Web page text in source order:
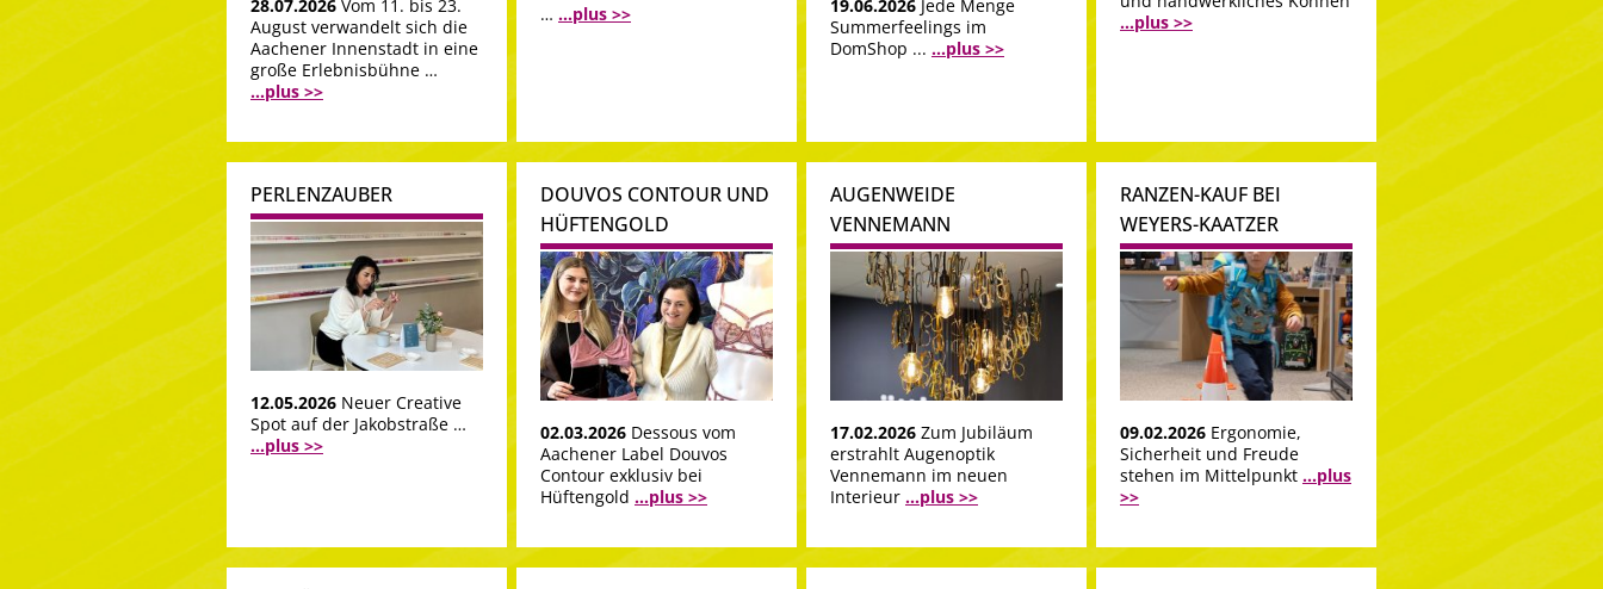
28.07.2026 Vom 11. bis 23.
August verwandelt sich die
Aachener Innenstadt in eine
große Erlebnisbühne …
...plus >>
… ...plus >> 19.06.2026 Jede Menge
Summerfeelings im
DomShop ... ...plus >>
...plus >>
PERLENZAUBER
12.05.2026 Neuer Creative
Spot auf der Jakobstraße …
...plus >>
DOUVOS CONTOUR UND
HÜFTENGOLD
02.03.2026 Dessous vom
Aachener Label Douvos
Contour exklusiv bei
Hüftengold ...plus >>
AUGENWEIDE
VENNEMANN
17.02.2026 Zum Jubiläum
erstrahlt Augenoptik
Vennemann im neuen
Interieur ...plus >>
RANZEN-KAUF BEI
WEYERS-KAATZER
09.02.2026 Ergonomie,
Sicherheit und Freude
stehen im Mittelpunkt ...plus
>>